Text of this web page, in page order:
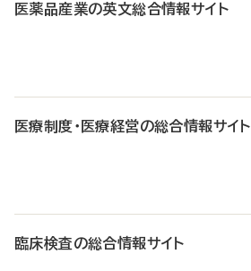
医薬品産業の英文総合情報サイト
医療制度・医療経営の総合情報サイト
臨床検査の総合情報サイト